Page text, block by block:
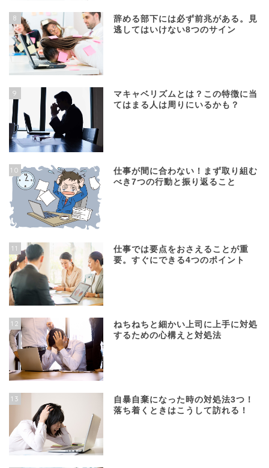
8
辞める部下には必ず前兆がある。見
逃してはいけない8つのサイン
9
マキャベリズムとは？この特徴に当
てはまる人は周りにいるかも？
10
仕事が間に合わない！まず取り組む
べき7つの行動と振り返ること
11
仕事では要点をおさえることが重
要。すぐにできる4つのポイント
12
ねちねちと細かい上司に上手に対処
するための心構えと対処法
13
自暴自棄になった時の対処法3つ！
落ち着くときはこうして訪れる！